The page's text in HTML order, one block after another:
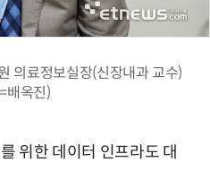
의료정보실장(신장내과 교수)
배옥진)
위한 데이터 인프라도 대